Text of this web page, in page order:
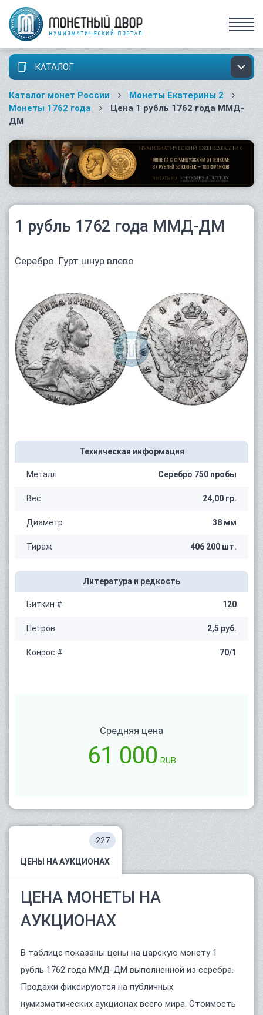
КАТАЛОГ
Каталог монет России
Монеты Екатерины 2
Монеты 1762 года
Цена 1 рубль 1762 года ММД-
ДМ
1 рубль 1762 года ММД-ДМ
Серебро. Гурт шнур влево
Техническая информация
Металл Серебро 750 пробы
Вес 24,00 гр.
Диаметр 38 мм
Тираж 406 200 шт.
Литература и редкость
Биткин # 120
Петров 2,5 руб.
Конрос # 70/1
Средняя цена
61 000 RUB
ЦЕНЫ НА АУКЦИОНАХ
227
ЦЕНА МОНЕТЫ НА
АУКЦИОНАХ
В таблице показаны цены на царскую монету 1
рубль 1762 года ММД-ДМ выполненной из серебра.
Продажи фиксируются на публичных
нумизматических аукционах всего мира. Стоимость